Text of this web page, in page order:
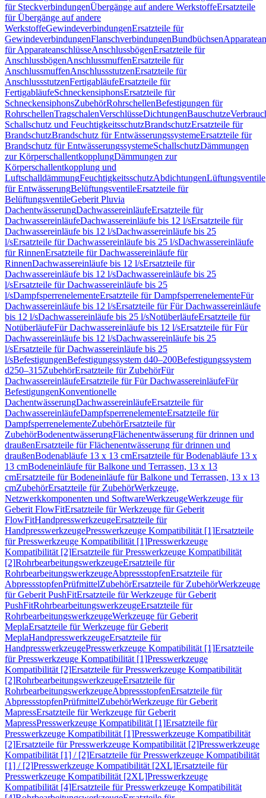
für SteckverbindungenÜbergänge auf andere WerkstoffeErsatzteile
für Übergänge auf andere
WerkstoffeGewindeverbindungenErsatzteile für
GewindeverbindungenFlanschverbindungenBundbüchsen
für ApparateanschlüsseAnschlussbögenErsatzteile für
AnschlussbögenAnschlussmuffenErsatzteile für
AnschlussmuffenAnschlussstutzenErsatzteile für
AnschlussstutzenFertigabläufeErsatzteile für
FertigabläufeSchneckensiphonsErsatzteile für
SchneckensiphonsZubehörRohrschellenBefestigungen für
RohrschellenTragschalenVerschlüsseDichtungenBauschutze
Schallschutz und FeuchtigkeitsschutzBrandschutzErsatzteile für
BrandschutzBrandschutz für EntwässerungssystemeErsatzteile für
Brandschutz für EntwässerungssystemeSchallschutzDämmungen
zur KörperschallentkopplungDämmungen zur
Körperschallentkopplung und
LuftschalldämmungFeuchtigkeitsschutzAbdichtungenLüftungsventile
für EntwässerungBelüftungsventileErsatzteile für
BelüftungsventileGeberit Pluvia
DachentwässerungDachwassereinläufeErsatzteile für
DachwassereinläufeDachwassereinläufe bis 12 l/sErsatzteile für
Dachwassereinläufe bis 12 l/sDachwassereinläufe bis 25
l/sErsatzteile für Dachwassereinläufe bis 25 l/sDachwassereinläufe
für RinnenErsatzteile für Dachwassereinläufe für
RinnenDachwassereinläufe bis 12 l/sErsatzteile für
Dachwassereinläufe bis 12 l/sDachwassereinläufe bis 25
l/sErsatzteile für Dachwassereinläufe bis 25
l/sDampfsperrenelementeErsatzteile für DampfsperrenelementeFür
Dachwassereinläufe bis 12 l/sErsatzteile für Für Dachwassereinläufe
bis 12 l/sDachwassereinläufe bis 25 l/sNotüberläufeErsatzteile für
NotüberläufeFür Dachwassereinläufe bis 12 l/sErsatzteile für Für
Dachwassereinläufe bis 12 l/sDachwassereinläufe bis 25
l/sErsatzteile für Dachwassereinläufe bis 25
l/sBefestigungenBefestigungssystem d40–200Befestigungssystem
d250–315ZubehörErsatzteile für ZubehörFür
DachwassereinläufeErsatzteile für Für DachwassereinläufeFür
BefestigungenKonventionelle
DachentwässerungDachwassereinläufeErsatzteile für
DachwassereinläufeDampfsperrenelementeErsatzteile für
DampfsperrenelementeZubehörErsatzteile für
ZubehörBodenentwässerungFlächenentwässerung für drinnen und
draußenErsatzteile für Flächenentwässerung für drinnen und
draußenBodenabläufe 13 x 13 cmErsatzteile für Bodenabläufe 13 x
13 cmBodeneinläufe für Balkone und Terrassen, 13 x 13
cmErsatzteile für Bodeneinläufe für Balkone und Terrassen, 13 x 13
cmZubehörErsatzteile für ZubehörWerkzeuge,
Netzwerkkomponenten und SoftwareWerkzeugeWerkzeuge für
Geberit FlowFitErsatzteile für Werkzeuge für Geberit
FlowFitHandpresswerkzeugeErsatzteile für
HandpresswerkzeugePresswerkzeuge Kompatibilität [1]Ersatzteile
für Presswerkzeuge Kompatibilität [1]Presswerkzeuge
Kompatibilität [2]Ersatzteile für Presswerkzeuge Kompatibilität
[2]RohrbearbeitungswerkzeugeErsatzteile für
RohrbearbeitungswerkzeugeAbpressstopfenErsatzteile für
AbpressstopfenPrüfmittelZubehörErsatzteile für ZubehörWerkzeuge
für Geberit PushFitErsatzteile für Werkzeuge für Geberit
PushFitRohrbearbeitungswerkzeugeErsatzteile für
RohrbearbeitungswerkzeugeWerkzeuge für Geberit
MeplaErsatzteile für Werkzeuge für Geberit
MeplaHandpresswerkzeugeErsatzteile für
HandpresswerkzeugePresswerkzeuge Kompatibilität [1]Ersatzteile
für Presswerkzeuge Kompatibilität [1]Presswerkzeuge
Kompatibilität [2]Ersatzteile für Presswerkzeuge Kompatibilität
[2]RohrbearbeitungswerkzeugeErsatzteile für
RohrbearbeitungswerkzeugeAbpressstopfenErsatzteile für
AbpressstopfenPrüfmittelZubehörWerkzeuge für Geberit
MapressErsatzteile für Werkzeuge für Geberit
MapressPresswerkzeuge Kompatibilität [1]Ersatzteile für
Presswerkzeuge Kompatibilität [1]Presswerkzeuge Kompatibilität
[2]Ersatzteile für Presswerkzeuge Kompatibilität [2]Presswerkzeuge
Kompatibilität [1] / [2]Ersatzteile für Presswerkzeuge Kompatibilität
[1] / [2]Presswerkzeuge Kompatibilität [2XL]Ersatzteile für
Presswerkzeuge Kompatibilität [2XL]Presswerkzeuge
Kompatibilität [4]Ersatzteile für Presswerkzeuge Kompatibilität